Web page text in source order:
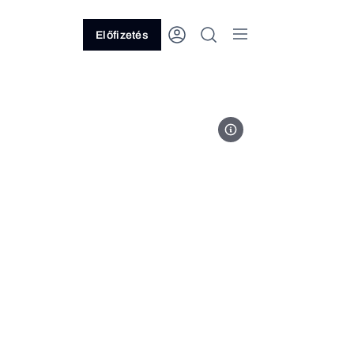
Előfizetés
Fotó: Magyar Péter/Facebook